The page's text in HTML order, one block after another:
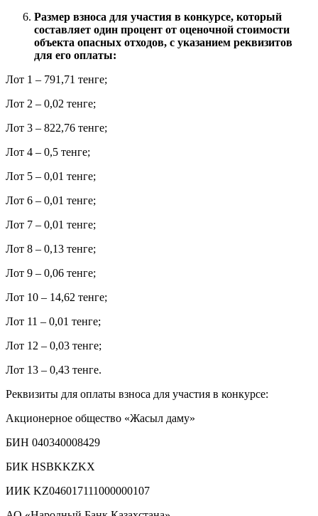
Размер взноса для участия в конкурсе, который
составляет один процент от оценочной стоимости
объекта опасных отходов, с указанием реквизитов
для его оплаты:
Лот 1 – 791,71 тенге;
Лот 2 – 0,02 тенге;
Лот 3 – 822,76 тенге;
Лот 4 – 0,5 тенге;
Лот 5 – 0,01 тенге;
Лот 6 – 0,01 тенге;
Лот 7 – 0,01 тенге;
Лот 8 – 0,13 тенге;
Лот 9 – 0,06 тенге;
Лот 10 – 14,62 тенге;
Лот 11 – 0,01 тенге;
Лот 12 – 0,03 тенге;
Лот 13 – 0,43 тенге.
Реквизиты для оплаты взноса для участия в конкурсе:
Акционерное общество «Жасыл даму»
БИН 040340008429
БИК HSBKKZKX
ИИК KZ046017111000000107